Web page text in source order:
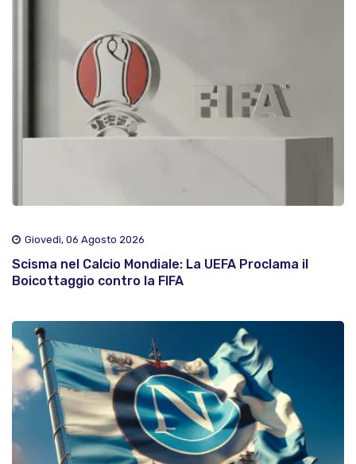
Giovedì, 06 Agosto 2026
Scisma nel Calcio Mondiale: La UEFA Proclama il
Boicottaggio contro la FIFA